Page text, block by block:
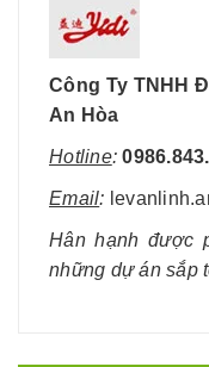
Công Ty TNHH
An Hòa
Hotline:
Email:
Hân hạnh được
những dự án sắp